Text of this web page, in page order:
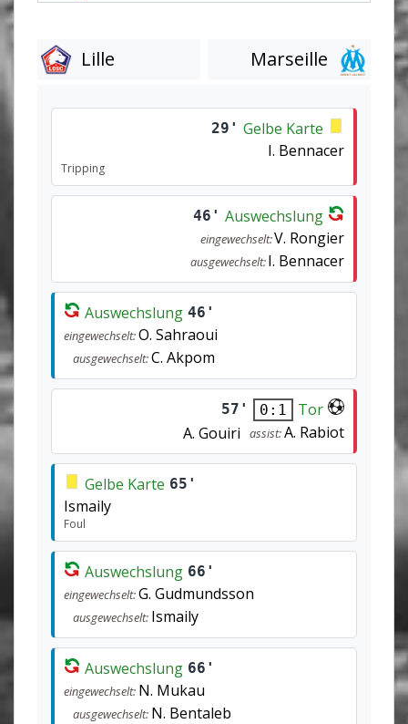
Lille Marseille
29' Gelbe Karte
I. Bennacer
Tripping
46' Auswechslung
eingewechselt:V. Rongier
ausgewechselt:I. Bennacer
Auswechslung 46'
eingewechselt:O. Sahraoui
ausgewechselt:C. Akpom
57' 0:1
Tor
A. Gouiri
assist:A. Rabiot
Gelbe Karte 65'
Ismaily
Foul
Auswechslung 66'
eingewechselt:G. Gudmundsson
ausgewechselt: Ismaily
Auswechslung 66'
eingewechselt: N. Mukau
ausgewechselt: N. Bentaleb